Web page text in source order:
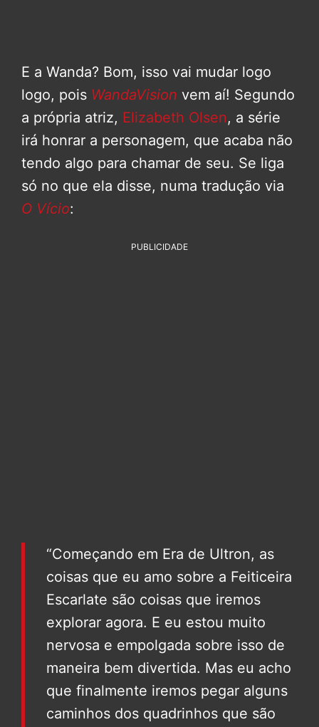
E a Wanda? Bom, isso vai mudar logo
logo, pois WandaVision vem aí! Segundo
a própria atriz, Elizabeth Olsen, a série
irá honrar a personagem, que acaba não
tendo algo para chamar de seu. Se liga
só no que ela disse, numa tradução via
O Vício:
PUBLICIDADE
“Começando em Era de Ultron, as
coisas que eu amo sobre a Feiticeira
Escarlate são coisas que iremos
explorar agora. E eu estou muito
nervosa e empolgada sobre isso de
maneira bem divertida. Mas eu acho
que finalmente iremos pegar alguns
caminhos dos quadrinhos que são